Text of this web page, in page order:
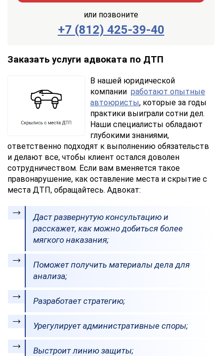
или позвоните
+7 (812) 425-39-40
Заказать
Вы
соглашаетесь
Правилами
данных
Заказать услуги адвоката по ДТП
В нашей юридической
компании работают опытные
автоюристы, которые за годы
практики выиграли сотни дел.
Наши специалисты обладают
глубокими знаниями,
ответственно подходят к выполнению обязательств
и делают все, чтобы клиент остался доволен
сотрудничеством. Если вам вменяется такое
правонарушение, как оставление места и скрытие с
места ДТП, обращайтесь. Адвокат:
Даст развернутую консультацию и
расскажет, как можно добиться более
мягкого наказания;
Поможет получить материалы дела для
анализа;
Разработает стратегию;
Урегулирует административные споры;
Выстроит линию защиты;